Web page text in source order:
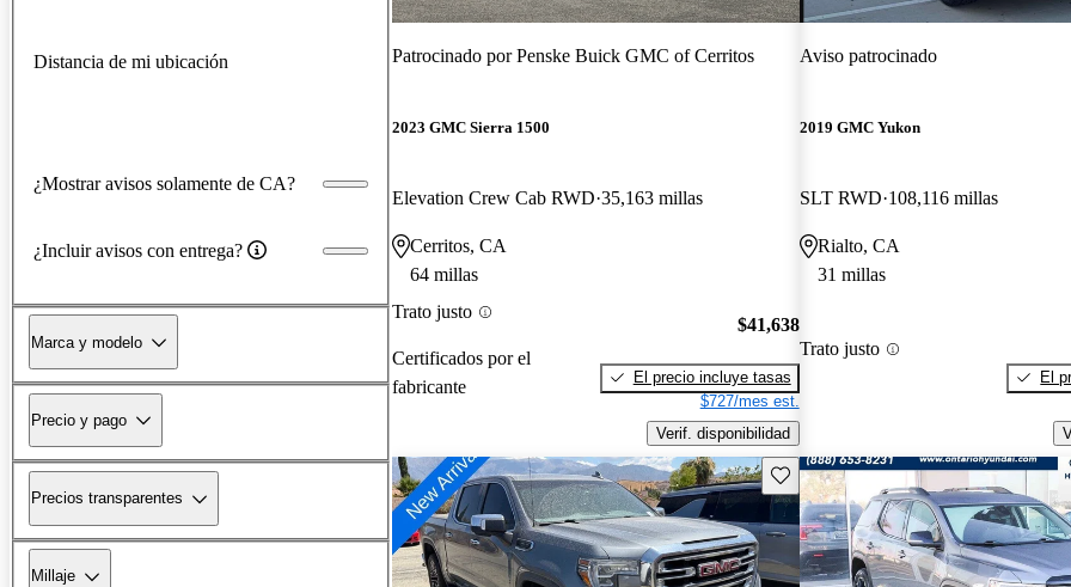
Distancia de mi ubicación
¿Mostrar avisos solamente de CA?
¿Incluir avisos con entrega?
Marca y modelo
Precio y pago
Precios transparentes
Millaje
Patrocinado porPenske Buick GMC of Cerritos
2023 GMC Sierra 1500
Elevation Crew Cab RWD 35,163 millas
Cerritos, CA
64 millas
Trato justo
Certificados por el
fabricante
$41,638
El precio incluye tasas
$727/mes est.
Verif. disponibilidad
Aviso patrocinado
2019 GMC Yukon
SLT RWD 108,116 millas
Rialto, CA
31 millas
Trato justo
El
Guarda este Aviso